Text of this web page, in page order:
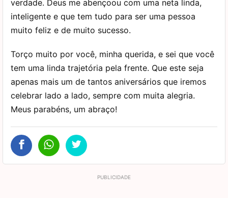
verdade. Deus me abençoou com uma neta linda,
inteligente e que tem tudo para ser uma pessoa
muito feliz e de muito sucesso.
Torço muito por você, minha querida, e sei que você
tem uma linda trajetória pela frente. Que este seja
apenas mais um de tantos aniversários que iremos
celebrar lado a lado, sempre com muita alegria.
Meus parabéns, um abraço!